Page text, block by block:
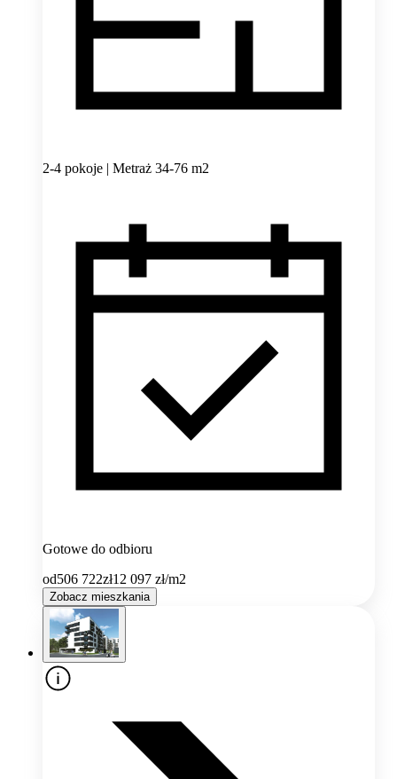
2-4 pokoje | Metraż 34-76 m2
Gotowe do odbioru
od506 722zł12 097 zł/m2
Zobacz mieszkania